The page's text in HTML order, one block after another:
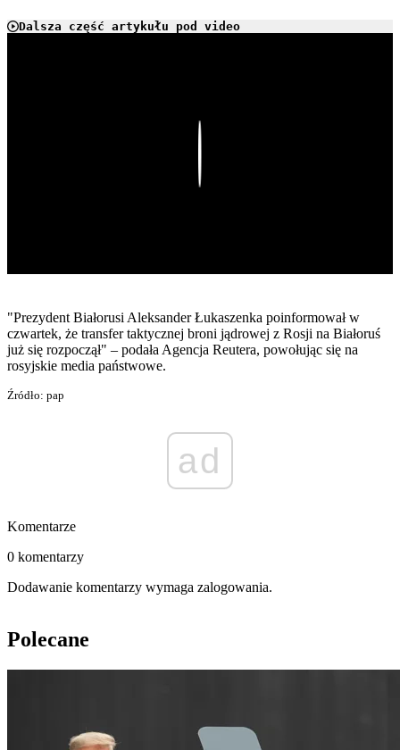
Dalsza część artykułu pod video
"Prezydent Białorusi Aleksander Łukaszenka poinformował w
czwartek, że transfer taktycznej broni jądrowej z Rosji na Białoruś
już się rozpoczął" – podała Agencja Reutera, powołując się na
rosyjskie media państwowe.
Źródło: pap
ad
Komentarze
0 komentarzy
Dodawanie komentarzy wymaga zalogowania.
Polecane